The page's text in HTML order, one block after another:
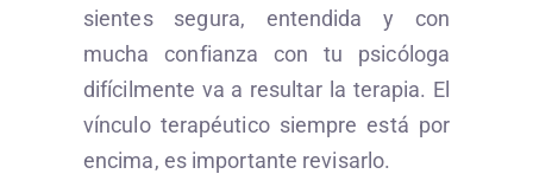
sientes segura, entendida y con
mucha confianza con tu psicóloga
difícilmente va a resultar la terapia. El
vínculo terapéutico siempre está por
encima, es importante revisarlo.